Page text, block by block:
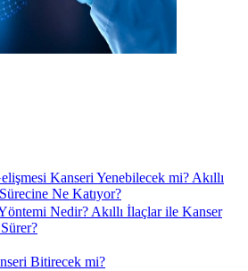
Kanseri Yenebilecek mi? Akıllı
Ne Katıyor?
Nedir? Akıllı İlaçlar ile Kanser
Bitirecek mi?